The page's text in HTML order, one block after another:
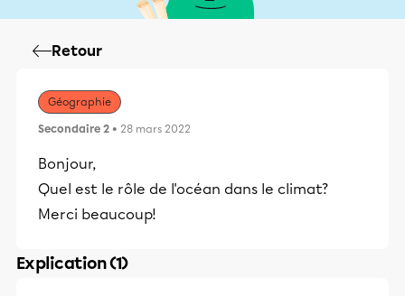
Retour
Géographie
Secondaire 2 • 28 mars 2022
Bonjour,
Quel est le rôle de l'océan dans le climat?
Merci beaucoup!
Explication (1)